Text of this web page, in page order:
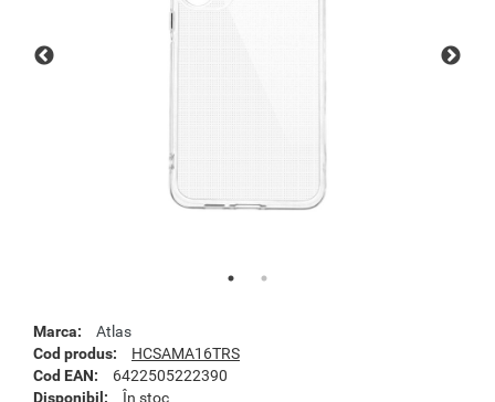
Marca:
Atlas
Cod produs:
HCSAMA16TRS
Cod EAN:
6422505222390
Disponibil:
În stoc